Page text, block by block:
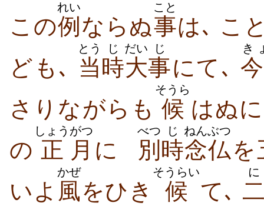
この例
れい
ならぬ事
こと
は､ こ
ども､ 当
とう
時
じ
大
だい
事
じ
にて､
き
さりながらも 候
そうら
はぬ
の 正
しょう
月
がつ
に 別
べつ
時
じ
念仏
ねんぶつ
を
いよ 風
かぜ
をひき 候
そうらい
て､
に